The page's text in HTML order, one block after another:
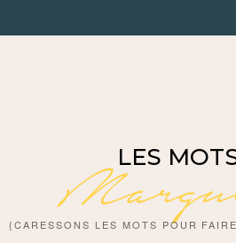
LES
{CARESSONS LES MOTS POUR